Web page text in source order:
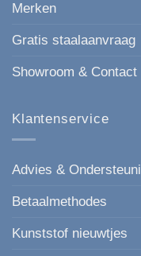
Merken
Gratis staalaanvraag
Showroom & Contact
Klantenservice
Advies &
Betaalmethodes
Kunststof nieuwtjes